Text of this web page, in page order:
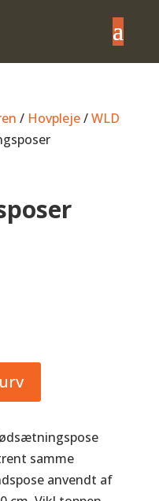
/ Hovpleje/WLD
samme
anvendt af